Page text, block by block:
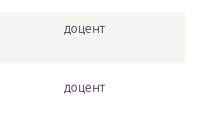
доцент
доцент